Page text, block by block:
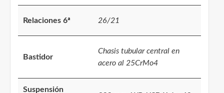
Relaciones 6ª 26/21
Bastidor
Chasis tubular central en
acero al 25CrMo4
Suspensión